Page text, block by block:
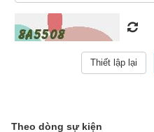
Mùi (tháng 6).
Mùa Thu gồm 3 tháng:
Tuất (tháng 9).
Theo dòng sự kiện